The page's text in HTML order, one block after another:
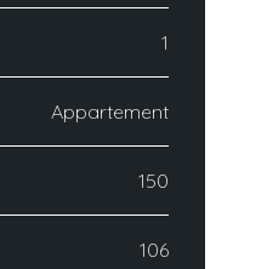
1
Appartement
150
106